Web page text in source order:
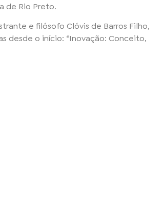
de Rio Preto.
e filósofo Clóvis de Barros Filho,
desde o início: “Inovação: Conceito,